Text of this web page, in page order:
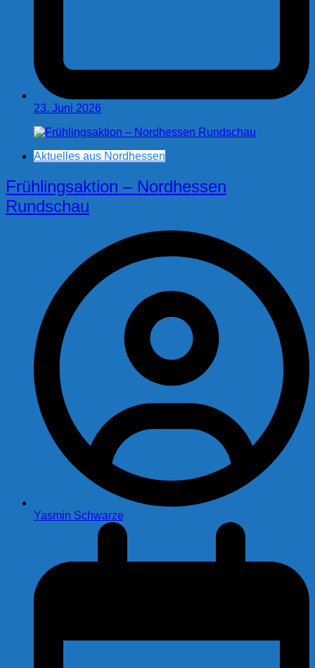
23. Juni 2026
Aktuelles aus Nordhessen
Frühlingsaktion – Nordhessen
Rundschau
Yasmin Schwarze